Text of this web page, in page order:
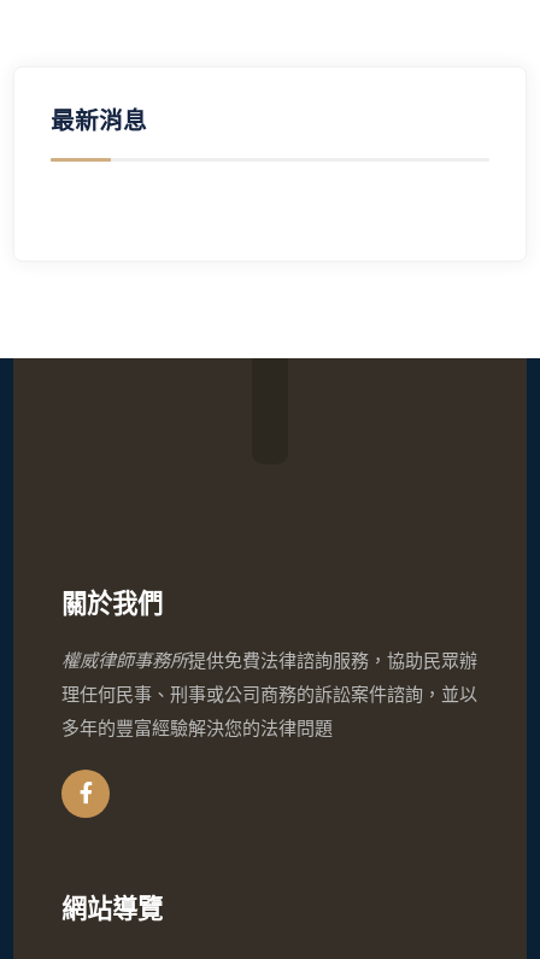
最新消息
關於我們
權威律師事務所提供免費法律諮詢服務，協助民眾辦
理任何民事、刑事或公司商務的訴訟案件諮詢，並以
多年的豐富經驗解決您的法律問題
網站導覽